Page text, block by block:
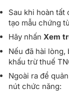
Sau khi hoàn tất
tạo mẫu chứng
Hãy nhấn Xem
Nếu đã hài
khấu trừ thuế
Ngoài ra để
nút chức năng: